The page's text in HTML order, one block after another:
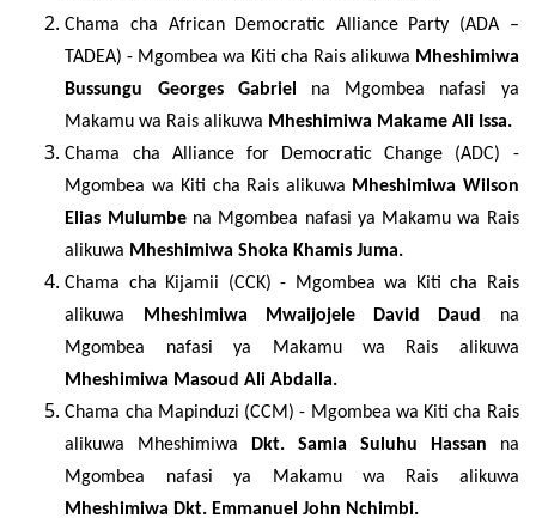
Chama cha African Democratic Alliance Party (ADA –
TADEA) - Mgombea wa Kiti cha Rais alikuwa Mheshimiwa
Bussungu Georges Gabriel
na Mgombea nafasi ya
Makamu wa Rais alikuwa Mheshimiwa Makame Ali Issa.
Chama cha Alliance for Democratic Change (ADC) -
Mgombea wa Kiti cha Rais alikuwa Mheshimiwa Wilson
Elias Mulumbena Mgombea nafasi ya Makamu wa Rais
alikuwa MheshimiwaShoka Khamis Juma.
Chama cha Kijamii (CCK) -
Mgombea wa Kiti cha Rais
alikuwa
Mheshimiwa Mwaijojele David Daud
na
Mgombea nafasi ya Makamu wa Rais alikuwa
Mheshimiwa Masoud Ali Abdalla.
Chama cha Mapinduzi (CCM) - Mgombea wa Kiti cha Rais
alikuwa Mheshimiwa
Dkt. Samia Suluhu Hassan na
Mgombea nafasi ya Makamu wa Rais alikuwa
Mheshimiwa Dkt. Emmanuel John Nchimbi.